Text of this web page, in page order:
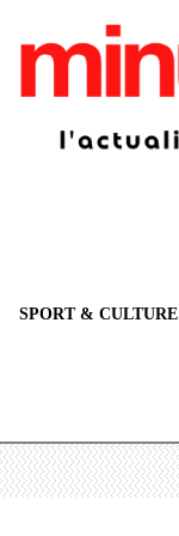
SPORT & CULTURE